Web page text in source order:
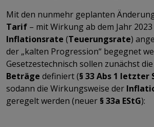
Mit den nunmehr geplanten
Tarif – mit Wirkung ab dem Jahr
Inflationsrate (Teuerungsrate)
der „kalten Progression“ begegnet
Gesetzestechnisch sollen zunächst die
Beträge definiert (§ 33 Abs 1 letzter
sodann die Wirkungsweise der
geregelt werden (neuer § 33a EStG):